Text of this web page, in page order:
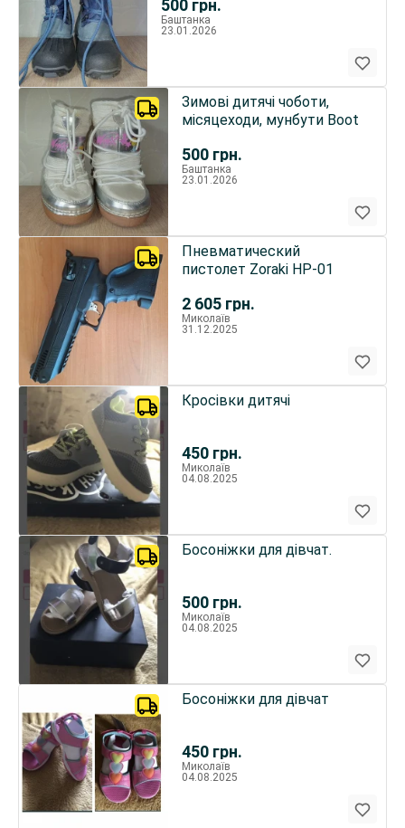
500 грн.
Баштанка
23.01.2026
500 грн.
Зимові дитячі чоботи,
місяцеходи, мунбути Boot
Баштанка
23.01.2026
2 605 грн.
Пневматический
пистолет Zoraki HP-01
Миколаїв
31.12.2025
450 грн.
Кросівки дитячі
Миколаїв
04.08.2025
500 грн.
Босоніжки для дівчат.
Миколаїв
04.08.2025
450 грн.
Босоніжки для дівчат
Миколаїв
04.08.2025